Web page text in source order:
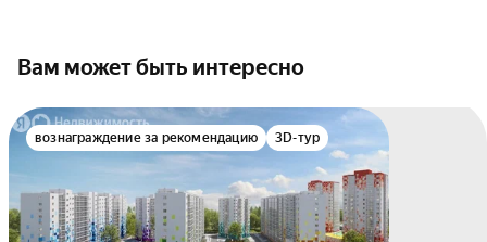
Вам может быть интересно
вознаграждение за рекомендацию 3D-тур